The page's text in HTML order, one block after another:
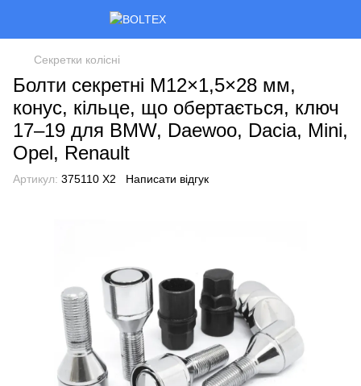
Секретки колісні
Болти секретні M12×1,5×28 мм,
конус, кільце, що обертається, ключ
17–19 для BMW, Daewoo, Dacia, Mini,
Opel, Renault
Артикул: 375110 X2 Написати відгук